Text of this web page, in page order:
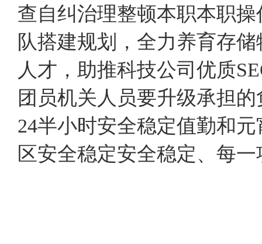
查自纠治理整顿本职本职
队搭建规划，全力养育存
人才，助推科技公司优质
团员机关人员要升级承担
24半小时安全稳定值勤和
区安全稳定安全稳定、每